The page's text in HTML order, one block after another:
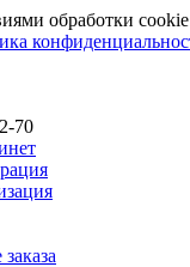
обработки
70